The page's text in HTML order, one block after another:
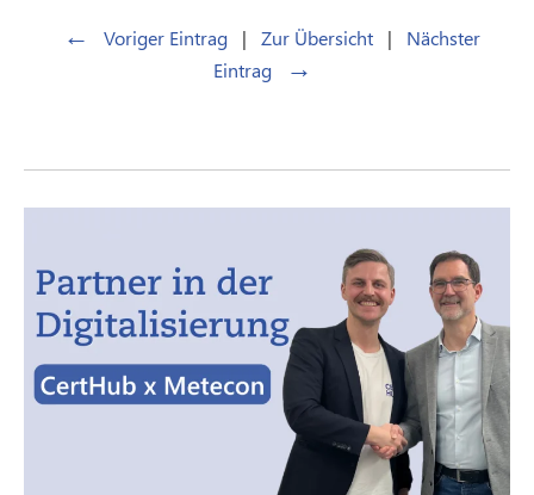
← Voriger Eintrag | Zur Übersicht |
Nächster
Eintrag
→